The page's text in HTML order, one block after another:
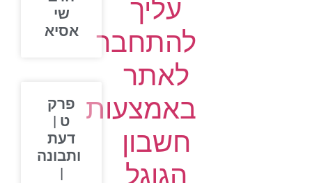
עליך
להתחבר
לאתר
באמצעות
חשבון
הגוגל
שי
אסיא
פרק
ט |
דעת
ותבונה